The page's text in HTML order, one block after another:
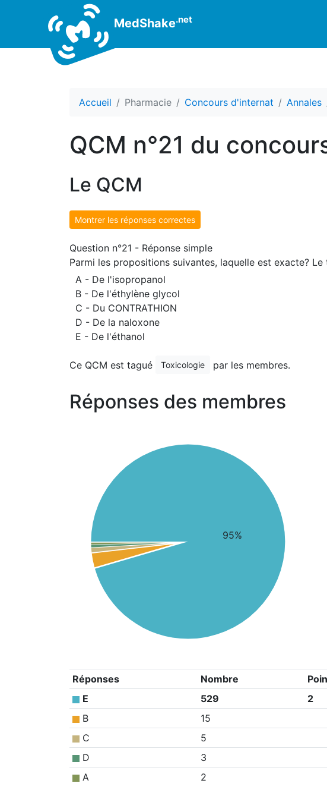
MedShake.net
Accueil Pharmacie Concours d'internat Annales
QCM n°21 du
Le QCM
Montrer les réponses correctes
Question n°21 - Réponse simple
Parmi les propositions suivantes, laquelle est exacte?
A - De l'isopropanol
B - De l'éthylène glycol
C - Du CONTRATHION
D - De la naloxone
E - De l'éthanol
Ce QCM est tagué Toxicologie par les membres.
Réponses des membres
95%
Réponses Nombre
E
529
2
B
15
C
5
D
3
A
2